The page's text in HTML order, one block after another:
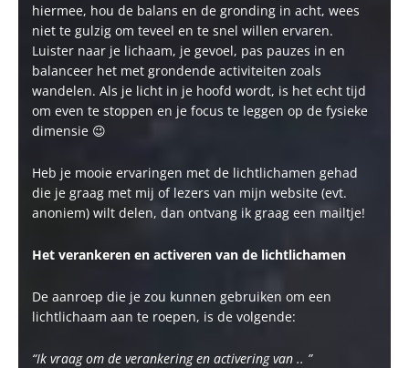
hiermee, hou de balans en de gronding in acht, wees
niet te gulzig om teveel en te snel willen ervaren.
Luister naar je lichaam, je gevoel, pas pauzes in en
balanceer het met grondende activiteiten zoals
wandelen. Als je licht in je hoofd wordt, is het echt tijd
om even te stoppen en je focus te leggen op de fysieke
dimensie 😉
Heb je mooie ervaringen met de lichtlichamen gehad
die je graag met mij of lezers van mijn website (evt.
anoniem) wilt delen, dan ontvang ik graag een mailtje!
Het verankeren en activeren van de lichtlichamen
De aanroep die je zou kunnen gebruiken om een
lichtlichaam aan te roepen, is de volgende:
“Ik vraag om de verankering en activering van .. ”